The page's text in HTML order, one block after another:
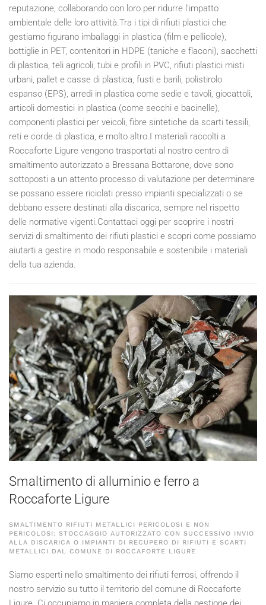
reputazione, collaborando con loro per ridurre l'impatto
ambientale delle loro attività.Tra i tipi di rifiuti plastici che
gestiamo figurano imballaggi in plastica (film e pellicole),
bottiglie in PET, contenitori in HDPE (taniche e flaconi), sacchetti
di plastica, teli agricoli, tubi e profili in PVC, rifiuti plastici misti
urbani, pallet e casse di plastica, fusti e barili, polistirolo
espanso (EPS), arredi in plastica come sedie e tavoli, giocattoli,
articoli domestici in plastica (come secchi e bacinelle),
componenti plastici per veicoli, fibre sintetiche da scarti tessili,
reti e corde di plastica, e molto altro.I materiali raccolti a
Roccaforte Ligure vengono trasportati al nostro centro di
smaltimento autorizzato a Bressana Bottarone, dove sono
sottoposti a un attento processo di valutazione per determinare
se possano essere riciclati presso impianti specializzati o se
debbano essere destinati alla discarica, sempre nel rispetto
delle normative vigenti.Contattaci oggi per scoprire i nostri
servizi di smaltimento dei rifiuti plastici e scopri come possiamo
aiutarti a gestire in modo responsabile e sostenibile i materiali
della tua azienda.
Smaltimento di alluminio e ferro a
Roccaforte Ligure
SMALTIMENTO RIFIUTI METALLICI PERICOLOSI E NON
PERICOLOSI: STOCCAGGIO AUTORIZZATO CON SUCCESSIVO INVIO
ALLA DISCARICA O IMPIANTI DI RECUPERO DI RIFIUTI E SCARTI
METALLICI DAL COMUNE DI ROCCAFORTE LIGURE
Siamo esperti nello smaltimento dei rifiuti ferrosi, offrendo il
nostro servizio su tutto il territorio del comune di Roccaforte